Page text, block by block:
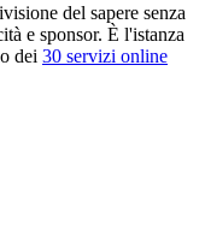
del sapere senza
e sponsor. È l'istanza
dei 30 servizi online